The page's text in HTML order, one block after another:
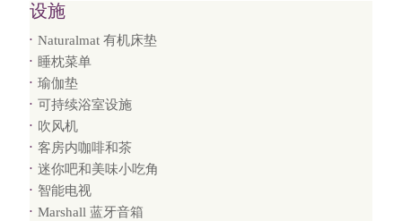
设施
Naturalmat 有机床垫
睡枕菜单
瑜伽垫
可持续浴室设施
吹风机
客房内咖啡和茶
迷你吧和美味小吃角
智能电视
Marshall 蓝牙音箱